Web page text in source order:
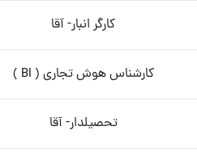
کارگر انبار- آقا
کارشناس هوش تجاری ( BI )
تحصیلدار- آقا